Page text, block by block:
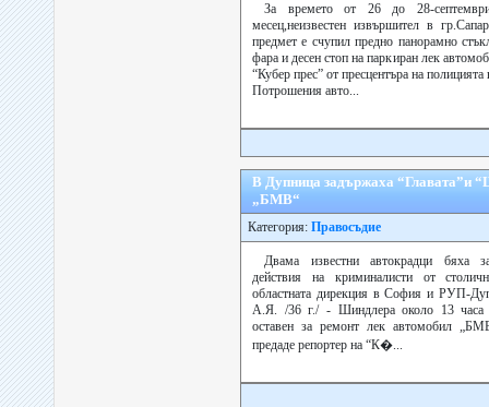
За времето от 26 до 28-
месец,неизвестен извършител в
предмет е счупил предно панорамно
фара и десен стоп на паркиран лек
“Кубер прес” от пресцентъра на
Потрошения авто...
В Дупница задържаха “Главата”и
„БМВ“
Категория: Правосъдие
Двама известни автокрадци бяха
действия на криминалисти от
областната дирекция в София и РУП-
А.Я. /36 г./ - Шиндлера около 13 часа
оставен за ремонт лек автомобил
предаде репортер на “К�...